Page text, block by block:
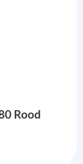
Rood